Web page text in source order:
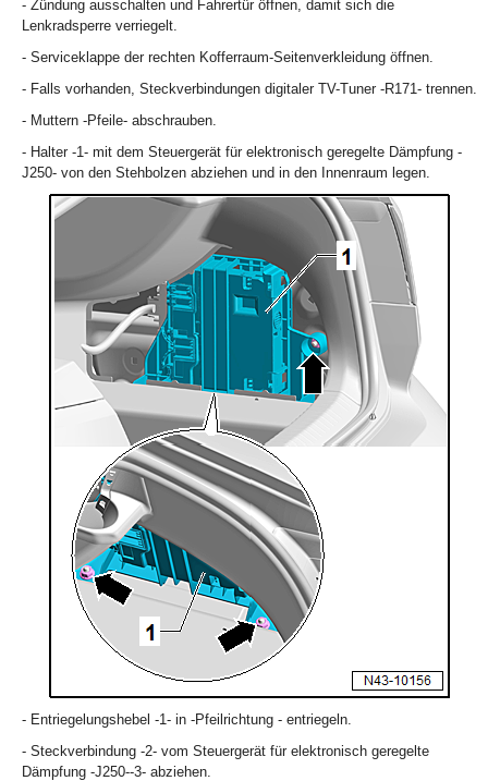
- Zündung ausschalten und Fahrertür öffnen, damit sich die
Lenkradsperre verriegelt.
- Serviceklappe der rechten Kofferraum-Seitenverkleidung öffnen.
- Falls vorhanden, Steckverbindungen digitaler TV-Tuner -R171- trennen.
- Muttern -Pfeile- abschrauben.
- Halter -1- mit dem Steuergerät für elektronisch geregelte Dämpfung -
J250- von den Stehbolzen abziehen und in den Innenraum legen.
- Entriegelungshebel -1- in -Pfeilrichtung - entriegeln.
- Steckverbindung -2- vom Steuergerät für elektronisch geregelte
Dämpfung -J250--3- abziehen.